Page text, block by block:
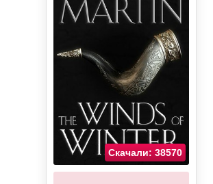
Скачали: 38570